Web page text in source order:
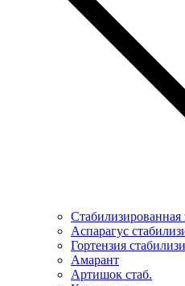
Стабилизированная
Аспарагус
Гортензия
Амарант
Артишок стаб.